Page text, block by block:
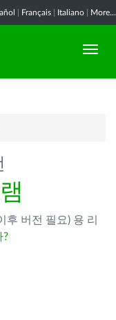
Français Italiano More...
후 버전 필요) 용 리
?